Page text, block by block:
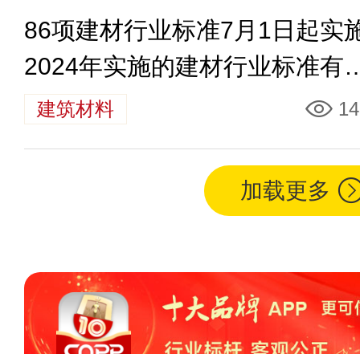
86项建材行业标准7月1日起实
2024年实施的建材行业标准有
些建筑材料
加载更多